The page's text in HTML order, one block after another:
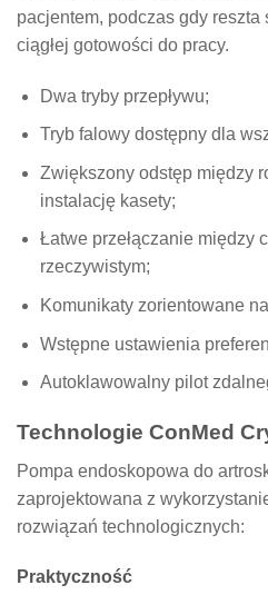
pacjentem, podczas gdy reszta
ciągłej gotowości do pracy.
Dwa tryby przepływu;
Tryb falowy dostępny dla
Zwiększony odstęp między
instalację kasety;
Łatwe przełączanie między
rzeczywistym;
Komunikaty zorientowane
Wstępne ustawienia
Autoklawowalny pilot
Technologie ConMed
Pompa endoskopowa do
zaprojektowana z
rozwiązań technologicznych:
Praktyczność